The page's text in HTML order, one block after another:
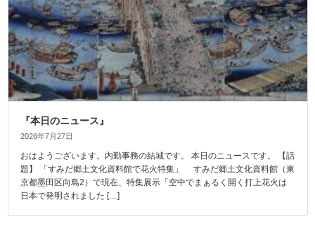
『本日のニュース』
2026年7月27日
おはようございます。内勤事務の結城です。 本日のニュースです。 【話
題】 「すみだ郷土文化資料館で花火特集」 すみだ郷土文化資料館（東
京都墨田区向島2）で現在、特集展示「空中でまぁるく開く打上花火は
日本で発明されました […]